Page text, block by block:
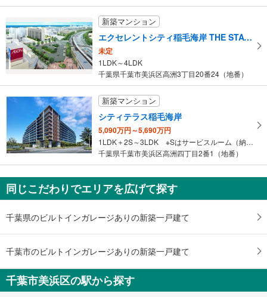
新築マンション
エクセレントシティ稲毛海岸 THE STATION GRAN
未定
1LDK～4LDK
千葉県千葉市美浜区高洲3丁目20番24（地番）
新築マンション
シティテラス稲毛海岸
5,090万円～5,690万円
1LDK＋2S～3LDK ※Sはサービスルーム（納戸）です。
千葉県千葉市美浜区高洲四丁目2番1（地番）
同じこだわりでエリアを広げて探す
千葉県のビルトインガレージありの新築一戸建て
千葉市のビルトインガレージありの新築一戸建て
千葉市美浜区の駅から探す